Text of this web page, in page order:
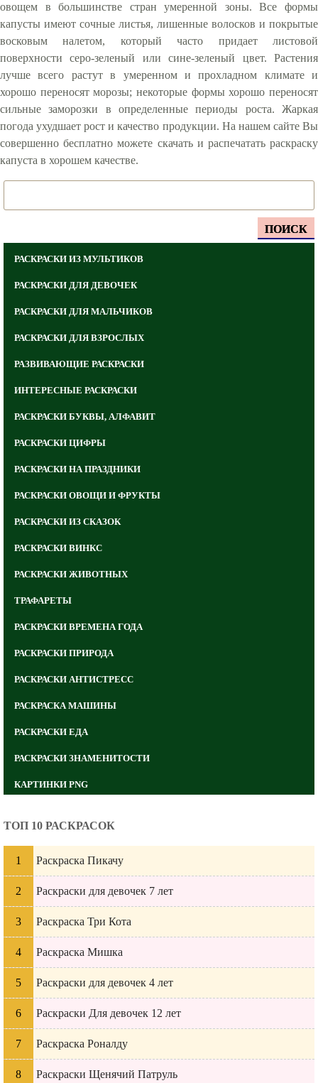
ПОИСК
РАСКРАСКИ ИЗ МУЛЬТИКОВ
РАСКРАСКИ ДЛЯ ДЕВОЧЕК
РАСКРАСКИ ДЛЯ МАЛЬЧИКОВ
РАСКРАСКИ ДЛЯ ВЗРОСЛЫХ
РАЗВИВАЮЩИЕ РАСКРАСКИ
ИНТЕРЕСНЫЕ РАСКРАСКИ
РАСКРАСКИ БУКВЫ, АЛФАВИТ
РАСКРАСКИ ЦИФРЫ
РАСКРАСКИ НА ПРАЗДНИКИ
РАСКРАСКИ ОВОЩИ И ФРУКТЫ
РАСКРАСКИ ИЗ СКАЗОК
РАСКРАСКИ ВИНКС
РАСКРАСКИ ЖИВОТНЫХ
ТРАФАРЕТЫ
РАСКРАСКИ ВРЕМЕНА ГОДА
РАСКРАСКИ ПРИРОДА
РАСКРАСКИ АНТИСТРЕСС
РАСКРАСКА МАШИНЫ
РАСКРАСКИ ЕДА
РАСКРАСКИ ЗНАМЕНИТОСТИ
КАРТИНКИ PNG
ТОП 10 РАСКРАСОК
Раскраска Пикачу
Раскраски для девочек 7 лет
Раскраска Три Кота
Раскраска Мишка
Раскраски для девочек 4 лет
Раскраски Для девочек 12 лет
Раскраска Роналду
Раскраски Щенячий Патруль
овощем в большинстве стран умеренной зоны. Все формы
капусты имеют сочные листья, лишенные волосков и покрытые
восковым налетом, который часто придает листовой
поверхности серо-зеленый или сине-зеленый цвет. Растения
лучше всего растут в умеренном и прохладном климате и
хорошо переносят морозы; некоторые формы хорошо переносят
сильные заморозки в определенные периоды роста. Жаркая
погода ухудшает рост и качество продукции. На нашем сайте Вы
совершенно бесплатно можете скачать и распечатать раскраску
капуста в хорошем качестве.